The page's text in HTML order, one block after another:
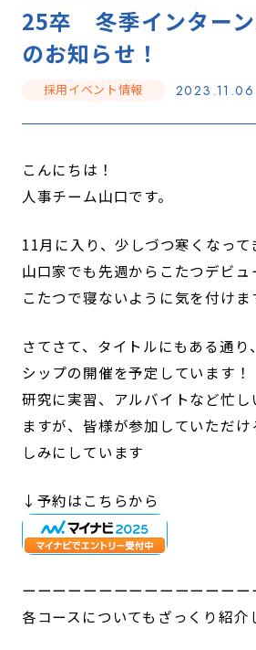
25卒 冬季インター
のお知らせ！
採用イベント情報 2023.11.06
こんにちは！
人事チーム山口です。
11月に入り、少しづつ寒くなって
山口家でも先週からこたつデビュ
こたつで寝ないように気を付けま
さてさて、タイトルにもある通り
シップの開催を予定しています！
研究に実習、アルバイトなど忙し
ますが、皆様が参加していただ
しみにしています
↓予約はこちらから
ーーーーーーーーーーーーーーー
各コースについてもざっくり紹介